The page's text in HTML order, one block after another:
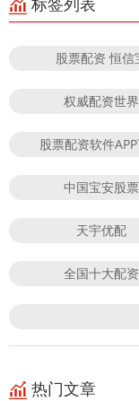
标签列表
股票配资 恒信
权威配资世界
股票配资软件
中国宝安股票
天宇优配
全国十大配资
热门文章